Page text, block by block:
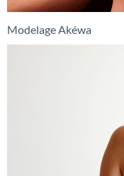
Modelage Akéwa